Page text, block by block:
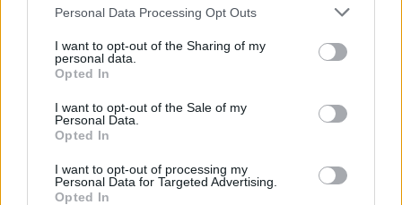
Please note that this website/app uses one or more Google
not limited to your visit or usage behaviour. You may click to
grant or deny consent to Google and its third-party tags to
use your data for below specified purposes in below Google
consent section.
Personal Data Processing Opt Outs
I want to opt-out of the Sharing of my
personal data.
Opted In
I want to opt-out of the Sale of my
Personal Data.
Opted In
I want to opt-out of processing my
Personal Data for Targeted Advertising.
Opted In
Continua a leggere
OFFERTE&CONSIGLI